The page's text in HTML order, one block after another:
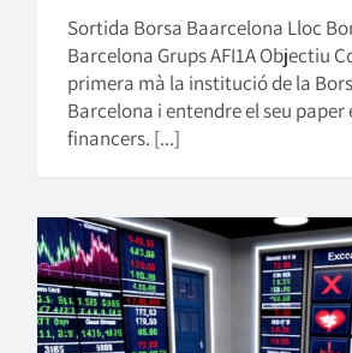
Sortida Borsa Baarcelona Lloc
Barcelona Grups AFI1A Objectiu
primera mà la institució de la
Barcelona i entendre el seu paper
financers. [...]